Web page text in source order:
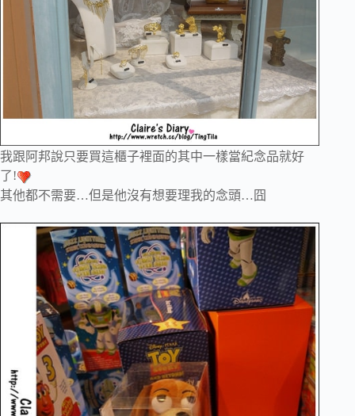
我跟阿邦說只要買這櫃子裡面的其中一樣當紀念品就好
了!
其他都不需要…但是他沒有想要理我的念頭…囧